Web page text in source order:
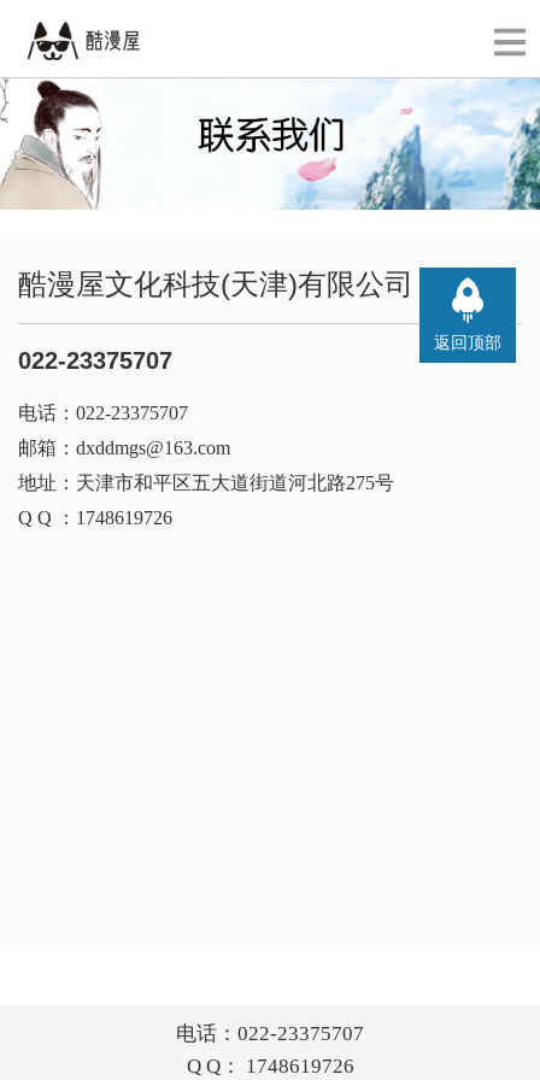
酷漫屋文化科技(天津)有限公司
022-23375707
电话：022-23375707
邮箱： dxddmgs@163.com
地址：天津市和平区五大道街道河北路275号
Q Q ：1748619726
返回顶部
电话：022-23375707
Q Q： 1748619726